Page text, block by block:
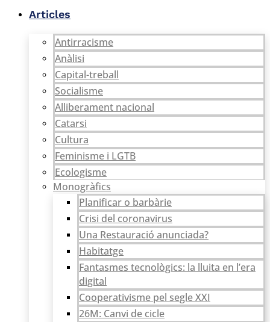
Articles
Antirracisme
Anàlisi
Capital-treball
Socialisme
Alliberament nacional
Catarsi
Cultura
Feminisme i LGTB
Ecologisme
Monogràfics
Planificar o barbàrie
Crisi del coronavirus
Una Restauració anunciada?
Habitatge
Fantasmes tecnològics: la lluita en l’era
digital
Cooperativisme pel segle XXI
26M: Canvi de cicle